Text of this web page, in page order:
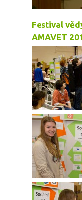
Festival
AMAVET